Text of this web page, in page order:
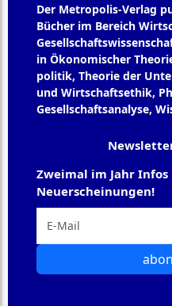
Der Metropolis-Verlag
Bücher im Bereich
in Ökonomischer
politik, Theorie der
und Wirtschaftsethik,
Gesellschaftsanalyse,
Zweimal im Jahr
Neuerscheinungen!